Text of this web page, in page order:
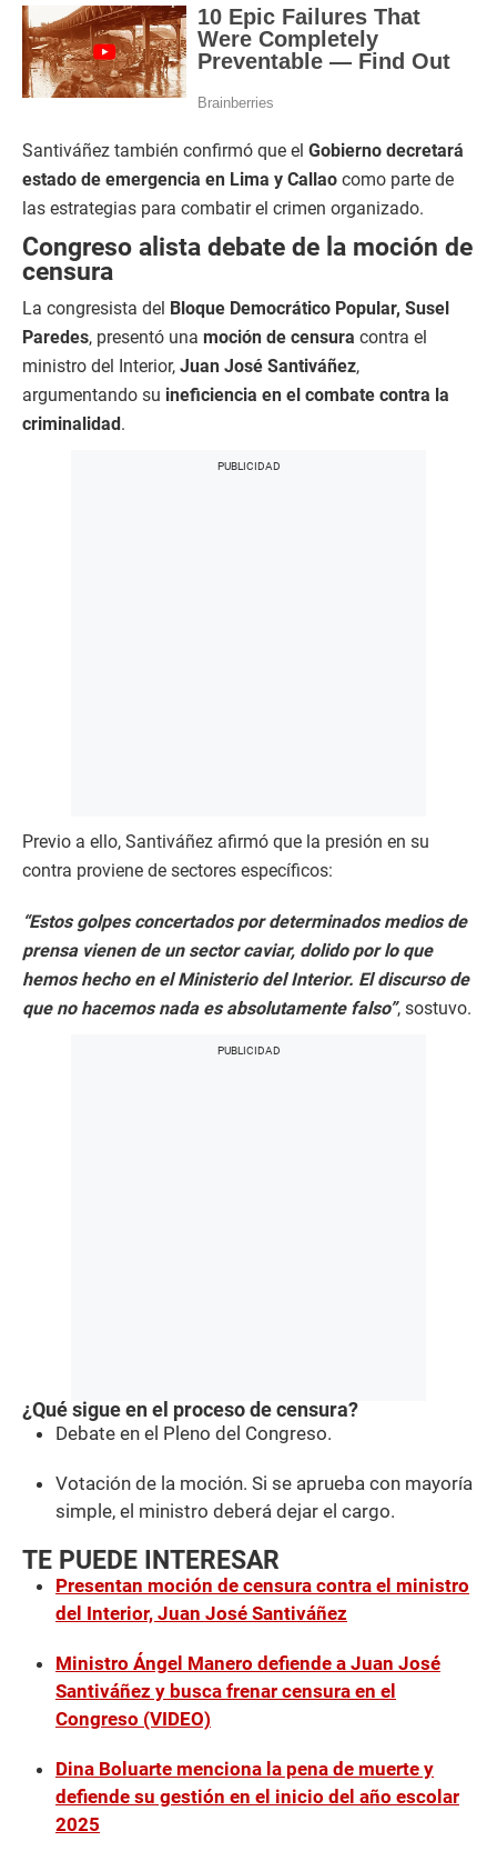
Santiváñez también confirmó que el Gobierno decretará
estado de emergencia en Lima y Callao como parte de
las estrategias para combatir el crimen organizado.
Congreso alista debate de la moción de
censura
La congresista del Bloque Democrático Popular, Susel
Paredes, presentó una moción de censura contra el
ministro del Interior, Juan José Santiváñez,
argumentando su ineficiencia en el combate contra la
criminalidad.
Previo a ello, Santiváñez afirmó que la presión en su
contra proviene de sectores específicos:
“Estos golpes concertados por determinados medios de
prensa vienen de un sector caviar, dolido por lo que
hemos hecho en el Ministerio del Interior. El discurso de
que no hacemos nada es absolutamente falso”, sostuvo.
¿Qué sigue en el proceso de censura?
Debate en el Pleno del Congreso.
Votación de la moción. Si se aprueba con mayoría
simple, el ministro deberá dejar el cargo.
TE PUEDE INTERESAR
Presentan moción de censura contra el ministro
del Interior, Juan José Santiváñez
Ministro Ángel Manero defiende a Juan José
Santiváñez y busca frenar censura en el
Congreso (VIDEO)
Dina Boluarte menciona la pena de muerte y
defiende su gestión en el inicio del año escolar
2025